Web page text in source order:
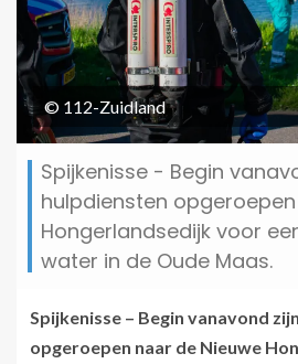
© 112-Zuidland
Spijkenisse - Begin
hulpdiensten
Hongerlandsedijk voor
water in de Oude Maas.
Spijkenisse – Begin vanavond
opgeroepen naar de Nieuwe